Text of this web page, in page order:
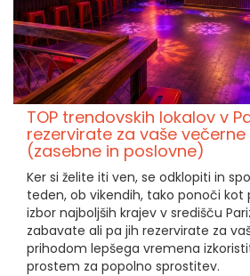
TOP trendovskih lokalov v
rezervirate za vaše
(zasebne in poslovne)
Ker si želite iti ven, se odklopiti in
teden, ob vikendih, tako ponoči kot
izbor najboljših krajev v središču
zabavate ali pa jih rezervirate za
prihodom lepšega vremena
prostem za popolno sprostitev.